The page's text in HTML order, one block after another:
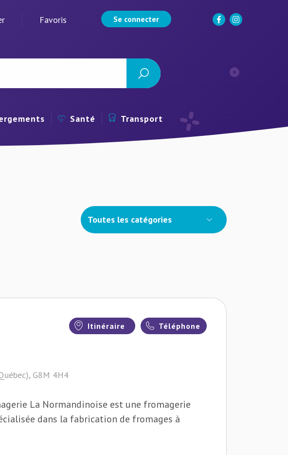
Se connecter
Favoris
Santé Transport
Toutes les catégories
G8M 4H4
Téléphone
Itinéraire
La Normandinoise est une fromagerie
dans la fabrication de fromages à